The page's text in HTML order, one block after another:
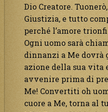
Dio Creatore.
Giustizia, e tutto
perché l’amore
Ogni uomo sarà
dinnanzi a Me dovrà
azione della sua vita
avvenire prima di
Me! Convertiti oh
cuore a Me, torna al